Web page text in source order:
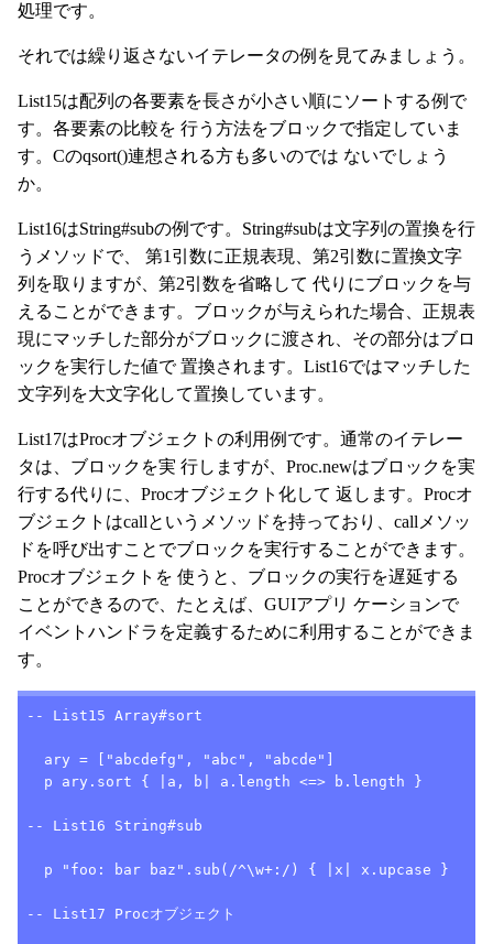
処理です。
それでは繰り返さないイテレータの例を見てみましょう。
List15は配列の各要素を長さが小さい順にソートする例で
す。各要素の比較を 行う方法をブロックで指定していま
す。Cのqsort()連想される方も多いのでは ないでしょう
か。
List16はString#subの例です。String#subは文字列の置換を行
うメソッドで、 第1引数に正規表現、第2引数に置換文字
列を取りますが、第2引数を省略して 代りにブロックを与
えることができます。ブロックが与えられた場合、正規表
現にマッチした部分がブロックに渡され、その部分はブロ
ックを実行した値で 置換されます。List16ではマッチした
文字列を大文字化して置換しています。
List17はProcオブジェクトの利用例です。通常のイテレー
タは、ブロックを実 行しますが、Proc.newはブロックを実
行する代りに、Procオブジェクト化して 返します。Procオ
ブジェクトはcallというメソッドを持っており、callメソッ
ドを呼び出すことでブロックを実行することができます。
Procオブジェクトを 使うと、ブロックの実行を遅延する
ことができるので、たとえば、GUIアプリ ケーションで
イベントハンドラを定義するために利用することができま
す。
-- List15 Array#sort
  ary = ["abcdefg", "abc", "abcde"]
  p ary.sort { |a, b| a.length <=> b.length }
-- List16 String#sub
  p "foo: bar baz".sub(/^\w+:/) { |x| x.upcase }
-- List17 Procオブジェクト